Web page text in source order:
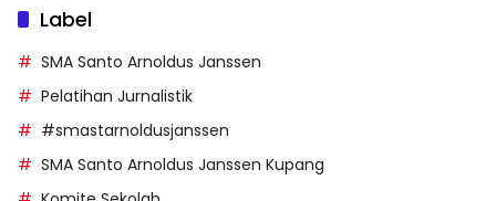
Label
SMA Santo Arnoldus Janssen
Pelatihan Jurnalistik
#smastarnoldusjanssen
SMA Santo Arnoldus Janssen Kupang